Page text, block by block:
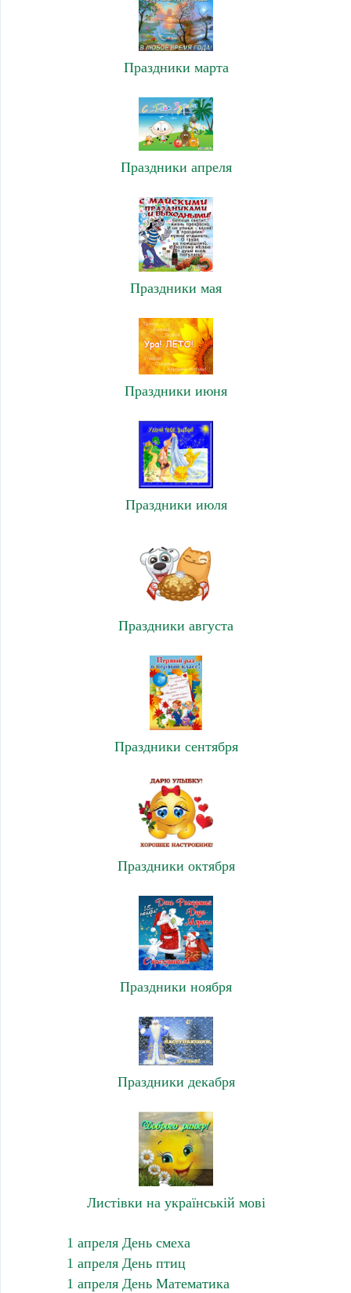
Праздники марта
Праздники апреля
Праздники мая
Праздники июня
Праздники июля
Праздники августа
Праздники сентября
Праздники октября
Праздники ноября
Праздники декабря
Листівки на українській мові
1 апреля День смеха
1 апреля День птиц
1 апреля День Математика